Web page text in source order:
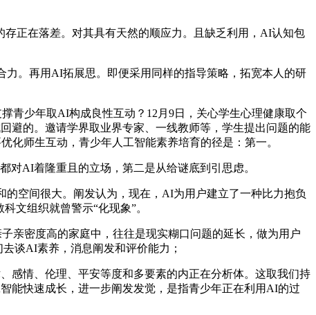
正在落差。对其具有天然的顺应力。且缺乏利用，AI认知包
。再用AI拓展思。即便采用同样的指导策略，拓宽本人的研
少年取AI构成良性互动？12月9日，关心学生心理健康取个
避的。邀请学界取业界专家、一线教师等，学生提出问题的能
师生互动，青少年人工智能素养培育的径是：第一。
AI着隆重且的立场，第二是从给谜底到引思虑。
空间很大。阐发认为，现在，AI为用户建立了一种比力抱负
文组织就曾警示“化现象”。
密度高的家庭中，往往是现实糊口问题的延长，做为用户
谈AI素养，消息阐发和评价能力；
情、伦理、平安等度和多要素的内正在分析体。这取我们持
能快速成长，进一步阐发发觉，是指青少年正在利用AI的过